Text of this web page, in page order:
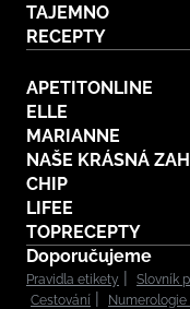
TAJEMNO
RECEPTY
APETITONLINE
ELLE
MARIANNE
NAŠE KRÁSNÁ
CHIP
LIFEE
TOPRECEPTY
Doporučujeme
Pravidla etikety Slovník
Cestování